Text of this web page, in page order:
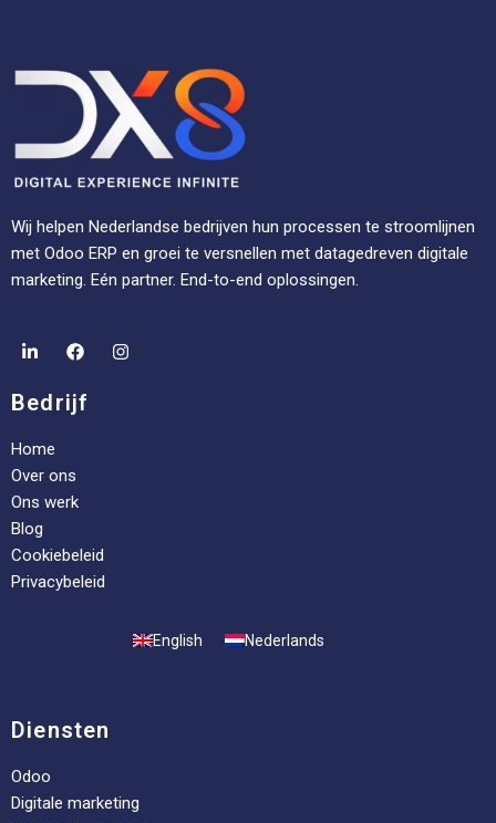
Wij helpen Nederlandse bedrijven hun processen te stroomlijnen
met Odoo ERP en groei te versnellen met datagedreven digitale
marketing. Eén partner. End-to-end oplossingen.
Bedrijf
Home
Over ons
Ons werk
Blog
Cookiebeleid
Privacybeleid
English Nederlands
Diensten
Odoo
Digitale marketing